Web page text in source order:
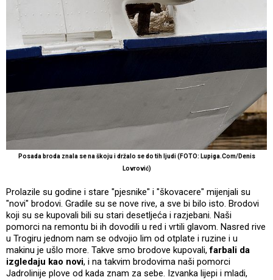
Posada broda znala se na škoju i držalo se do tih ljudi (FOTO: Lupiga.Com/Denis
Lovrović)
Prolazile su godine i stare "pjesnike" i "škovacere" mijenjali su
"novi" brodovi. Gradile su se nove rive, a sve bi bilo isto. Brodovi
koji su se kupovali bili su stari desetljeća i razjebani. Naši
pomorci na remontu bi ih dovodili u red i vrtili glavom. Nasred rive
u Trogiru jednom nam se odvojio lim od otplate i ruzine i u
makinu je ušlo more. Takve smo brodove kupovali,farbali da
izgledaju kao novi, i na takvim brodovima naši pomorci
Jadrolinije plove od kada znam za sebe. Izvanka lijepi i mladi,